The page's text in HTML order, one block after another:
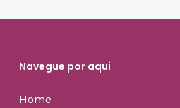
Navegue por aqui
Home